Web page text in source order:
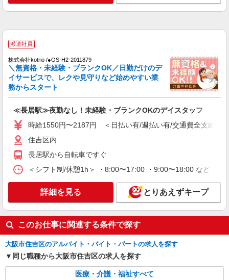
キープ 詳細を見る
パート
あびこケアセンターそよ風：RO41028
【時給】1,400円〜1,470円 ▼給与詳細 処遇改
善手当：220円/時 夜勤手当:6,000円/回 ※夜勤1回
あたり28,400〜29,520円（処遇改善手当含） ▼下
記別途支給 通勤手当 年末年始手当：380円/時 寸
志あり：年2回（6月・12月） ※業績による ※処
遇改善手当は試用期間中(3ヶ月)は支給なし
大阪府大阪市住吉区我孫子東3-3-11
キープ 詳細を見る
派遣社員
株式会社kotrio /●OS-H2-2009569
向かう先は、笑顔の待つ場所！デイサービスの
時給1550円〜2187円 ＜日払い有/週払い有/交
通費全支給(ガソリン代含む)＞
住吉区内
キープ
派遣社員
株式会社kotrio /●OS-H2-2051110
タイパ最強！希望の働き方が叶う有料住宅のス
タッフ★＠長居駅
派遣社員
株式会社kotrio /●OS-H2-2011879
＼無資格・未経験・ブランクOK／日勤だけのデ
イサービスで、レクや見守りなど始めやすい業
務からスタート
≪長居駅≫夜勤なし！未経験・ブランクOKのデイスタッフ
時給1550円〜2187円 ＜日払い有/週払い有/交通費全支給(ガ
住吉区内
長居駅から自転車ですぐ
＜シフト制/休憩1h＞ ・8:00〜17:00 ・9:00〜18:00 など ※
詳細を見る とりあえずキープ
このお仕事に関連する条件で探す
大阪市住吉区のアルバイト・バイト・パートの求人を探す
同じ職種から大阪市住吉区の求人を探す
医療・介護・福祉すべて